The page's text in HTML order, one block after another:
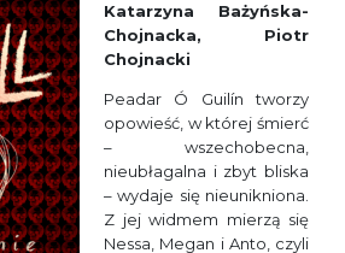
Katarzyna Bażyńska-
Chojnacka, Piotr
Chojnacki
Peadar Ó Guilín tworzy
opowieść, w której śmierć
– wszechobecna,
nieubłagalna i zbyt bliska
– wydaje się nieunikniona.
Z jej widmem mierzą się
Nessa, Megan i Anto, czyli